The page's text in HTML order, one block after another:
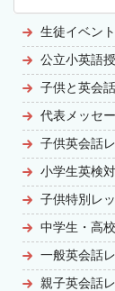
生徒イベン
公立小英語
子供と英会
代表メッセ
子供英会話
小学生英検
子供特別レ
中学生・高
一般英会話
親子英会話